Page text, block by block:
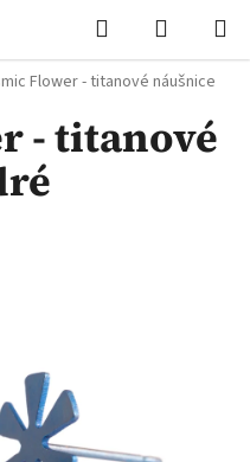
Hledat
KOŠÍK
Flower - titanové náušnice
- titanové